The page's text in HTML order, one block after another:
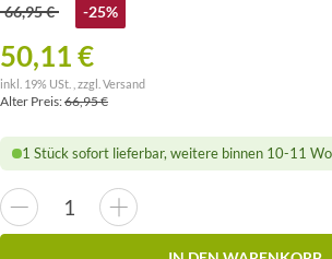
66,95 € -25%
50,11 €
inkl. 19% USt. , zzgl. Versand
Alter Preis:66,95 €
1 Stück sofort lieferbar, weitere binnen 10-11